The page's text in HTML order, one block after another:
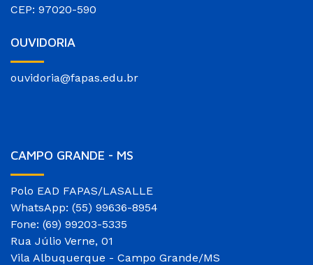
CEP: 97020-590
OUVIDORIA
ouvidoria@fapas.edu.br
CAMPO GRANDE - MS
Polo EAD FAPAS/LASALLE
WhatsApp: (55) 99636-8954
Fone: (69) 99203-5335
Rua Júlio Verne, 01
Vila Albuquerque - Campo Grande/MS